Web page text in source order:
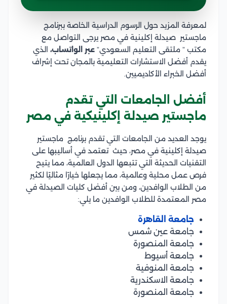
لمعرفة المزيد حول الرسوم الدراسية الخاصة ببرنامج
ماجستير صيدلة إكلينية في مصر يرجى التواصل مع
مكتب ” ملتقى التعليم السعودي” عبر الواتساب، الذي
يقدم أفضل الاستشارات التعليمية بالمجان تحت إشراف
أفضل الخبراء الأكاديميين.
أفضل الجامعات التي تقدم
ماجستير صيدلة إكلينيكية في مصر
يوجد العديد من الجامعات التي تقدم برنامج ماجستير
صيدلة إكلينية في مصر، حيث تعتمد في أساليبها على
التقنيات الحديثة التي تتبعها الدول العالمية، مما يتيح
فرص عمل محلية وعالمية، مما يجعلها خيارًا مثاليًا لكثير
من الطلاب الوافدين، ومن بين أفضل كليات الصيدلة في
مصر المعتمدة للطلاب الوافدين ما يلي:
جامعة القاهرة
جامعة عين شمس
جامعة المنصورة
جامعة أسيوط
جامعة المنوفية
جامعة الاسكندرية
جامعة المنصورة